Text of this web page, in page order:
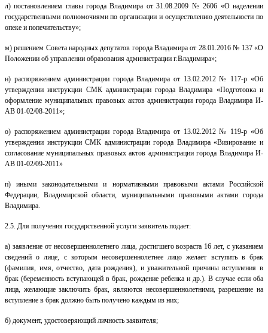
л) постановлением главы города Владимира от 31.08.2009 № 2606 «О наделении
государственными полномочиями по организации и осуществлению деятельности по
опеке и попечительству»;
м)решением Совета народных депутатов города Владимира от 28.01.2016 № 137 «О
Положении об управлении образования администрации г.Владимира»;
н) распоряжением администрации города Владимира от 13.02.2012 № 117-р «Об
утверждении инструкции СМК администрации города Владимира «Подготовка и
оформление муниципальных правовых актов администрации города Владимира И-
АВ 01-02/08-2011»;
о) распоряжением администрации города Владимира от 13.02.2012 № 119-р «Об
утверждении инструкции СМК администрации города Владимира «Визирование и
согласование муниципальных правовых актов администрации города Владимира И-
АВ 01-02/09-2011»
п)иными законодательными и нормативными правовыми актами Российской
Федерации, Владимирской области, муниципальными правовыми актами города
Владимира.
2.5. Для получения государственной услуги заявитель подает:
а) заявление от несовершеннолетнего лица, достигшего возраста 16 лет, с указанием
сведений о лице, с которым несовершеннолетнее лицо желает вступить в брак
(фамилия, имя, отчество, дата рождения), и уважительной причины вступления в
брак (беременность вступающей в брак, рождение ребенка и др.). В случае если оба
лица, желающие заключить брак, являются несовершеннолетними, разрешение на
вступление в брак должно быть получено каждым из них;
б) документ, удостоверяющий личность заявителя;